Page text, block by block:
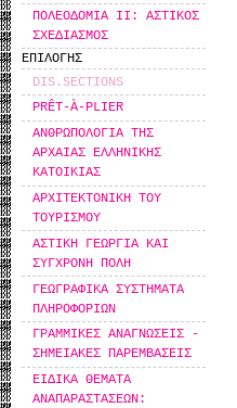
ΠΟΛΕΟΔΟΜΙΑ ΙΙ: ΑΣΤΙΚΟΣ
ΣΧΕΔΙΑΣΜΟΣ
ΕΠΙΛΟΓΗΣ
DIS.SECTIONS
PRÊT-À-PLIER
ΑΝΘΡΩΠΟΛΟΓΙΑ ΤΗΣ
ΑΡΧΑΙΑΣ ΕΛΛΗΝΙΚΗΣ
ΚΑΤΟΙΚΙΑΣ
ΑΡΧΙΤΕΚΤΟΝΙΚΗ ΤΟΥ
ΤΟΥΡΙΣΜΟΥ
ΑΣΤΙΚΗ ΓΕΩΡΓΙΑ ΚΑΙ
ΣΥΓΧΡΟΝΗ ΠΟΛΗ
ΓΕΩΓΡΑΦΙΚΑ ΣΥΣΤΗΜΑΤΑ
ΠΛΗΡΟΦΟΡΙΩΝ
ΓΡΑΜΜΙΚΕΣ ΑΝΑΓΝΩΣΕΙΣ -
ΣΗΜΕΙΑΚΕΣ ΠΑΡΕΜΒΑΣΕΙΣ
ΕΙΔΙΚΑ ΘΕΜΑΤΑ
ΑΝΑΠΑΡΑΣΤΑΣΕΩΝ: